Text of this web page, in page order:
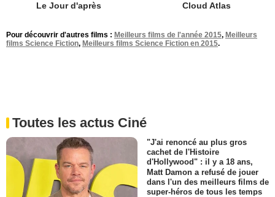
Le Jour d'après Cloud Atlas
Pour découvrir d'autres films : Meilleurs films de l'année 2015, Meilleurs
films Science Fiction, Meilleurs films Science Fiction en 2015.
Toutes les actus Ciné
"J'ai renoncé au plus gros
cachet de l'Histoire
d'Hollywood" : il y a 18 ans,
Matt Damon a refusé de jouer
dans l'un des meilleurs films de
super-héros de tous les temps